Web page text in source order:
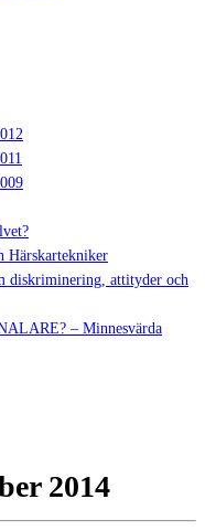
Härskartekniker
diskriminering, attityder och
– Minnesvärda
2014